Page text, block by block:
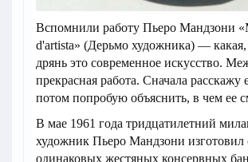
Вспомнили работу Пьеро Мандзони
d'artista» (Дерьмо художника) — какая,
дрянь это современное искусство.
прекрасная работа. Сначала расскажу
потом попробую объяснить, в чем ее
В мае 1961 года тридцатилетний
художник Пьеро Мандзони изготовил
одинаковых жестяных консервных